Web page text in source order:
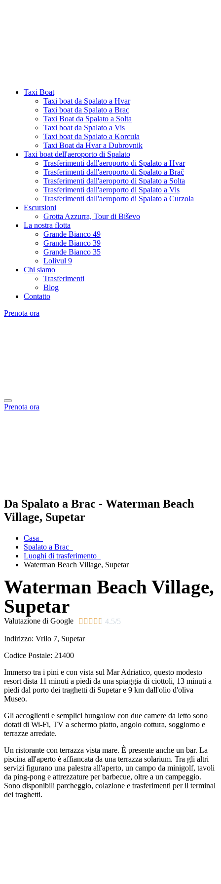
Taxi Boat
Taxi boat da Spalato a Hvar
Taxi boat da Spalato a Brac
Taxi Boat da Spalato a Solta
Taxi boat da Spalato a Vis
Taxi boat da Spalato a Korcula
Taxi Boat da Hvar a Dubrovnik
Taxi boat dell'aeroporto di Spalato
Trasferimenti dall'aeroporto di Spalato a Hvar
Trasferimenti dall'aeroporto di Spalato a Brač
Trasferimenti dall'aeroporto di Spalato a Solta
Trasferimenti dall'aeroporto di Spalato a Vis
Trasferimenti dall'aeroporto di Spalato a Curzola
Escursioni
Grotta Azzurra, Tour di Biševo
La nostra flotta
Grande Bianco 49
Grande Bianco 39
Grande Bianco 35
Lolivul 9
Chi siamo
Trasferimenti
Blog
Contatto
Prenota ora
Prenota ora
Da Spalato a Brac - Waterman Beach
Village, Supetar
Casa
Spalato a Brac
Luoghi di trasferimento
Waterman Beach Village, Supetar
Waterman Beach Village,
Supetar
Valutazione di Google      4.5/5
Indirizzo: Vrilo 7, Supetar
Codice Postale: 21400
Immerso tra i pini e con vista sul Mar Adriatico, questo modesto
resort dista 11 minuti a piedi da una spiaggia di ciottoli, 13 minuti a
piedi dal porto dei traghetti di Supetar e 9 km dall'olio d'oliva
Museo.
Gli accoglienti e semplici bungalow con due camere da letto sono
dotati di Wi-Fi, TV a schermo piatto, angolo cottura, soggiorno e
terrazze arredate.
Un ristorante con terrazza vista mare. È presente anche un bar. La
piscina all'aperto è affiancata da una terrazza solarium. Tra gli altri
servizi figurano una palestra all'aperto, un campo da minigolf, tavoli
da ping-pong e attrezzature per barbecue, oltre a un campeggio.
Sono disponibili parcheggio, colazione e trasferimenti per il terminal
dei traghetti.